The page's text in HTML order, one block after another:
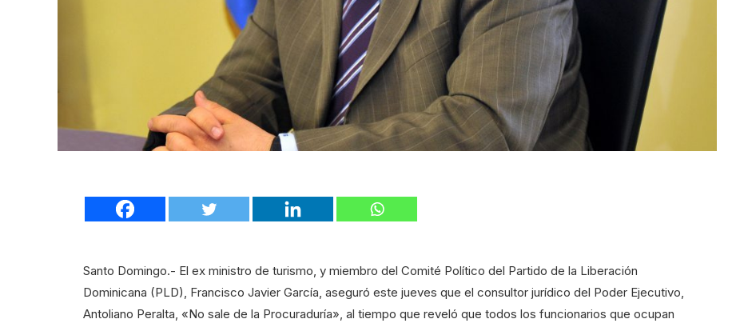
Santo Domingo.- El ex ministro de turismo, y miembro del Comité Político del Partido de la Liberación
Dominicana (PLD), Francisco Javier García, aseguró este jueves que el consultor jurídico del Poder Ejecutivo,
Antoliano Peralta, «No sale de la Procuraduría», al tiempo que reveló que todos los funcionarios que ocupan